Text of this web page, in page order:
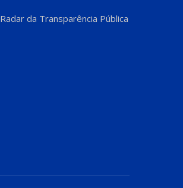
Radar da Transparência Pública